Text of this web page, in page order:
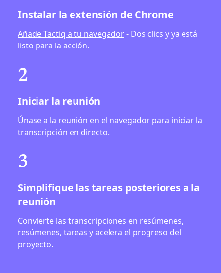
Instalar la extensión de Chrome
Añade Tactiq a tu navegador- Dos clics y ya está
listo para la acción.
2
Iniciar la reunión
Únase a la reunión en el navegador para iniciar la
transcripción en directo.
3
Simplifique las tareas posteriores a la
reunión
Convierte las transcripciones en resúmenes,
resúmenes, tareas y acelera el progreso del
proyecto.